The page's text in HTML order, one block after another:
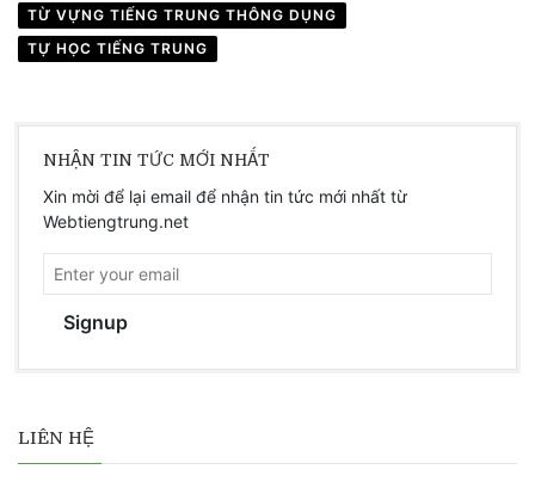
TỪ VỰNG TIẾNG TRUNG THÔNG DỤNG
TỰ HỌC TIẾNG TRUNG
NHẬN TIN TỨC MỚI NHẤT
Xin mời để lại email để nhận tin tức mới nhất từ
Webtiengtrung.net
Signup
LIÊN HỆ